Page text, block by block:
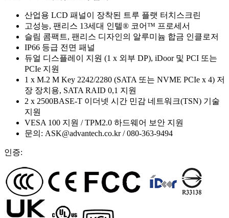
산업용 LCD 패널이 장착된 트루 플랫 터치스크린
고성능, 팬리스 13세대 인텔® 코어™ 프로세서
슬림 콤팩트, 팬리스 디자인의 알루미늄 합금 인클로저
IP66 등급 전면 패널
듀얼 디스플레이 지원 (1 x 외부 DP), iDoor 및 PCI 또는
PCIe 지원
1 x M.2 M Key 2242/2280 (SATA 또는 NVME PCIe x 4) 저
장 장치용, SATA RAID 0,1 지원
2 x 2500BASE-T 이더넷 시간 민감 네트워크(TSN) 기술
지원
VESA 100 지원 / TPM2.0 하드웨어 보안 지원
문의: ASK@advantech.co.kr / 080-363-9494
인증: